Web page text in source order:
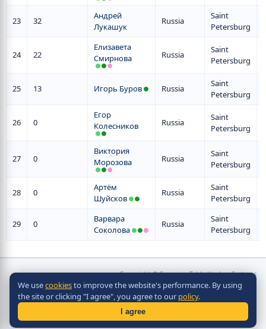
23 32
Андрей
Лукашук
Russia
Saint
Petersburg
24 22
Елизавета
Смирнова
Russia
Saint
Petersburg
25 13 Игорь Буров Russia
Saint
Petersburg
26 0
Егор
Колесников
Russia
Saint
Petersburg
27 0
Виктория
Морозова
Russia
Saint
Petersburg
28 0
Артём
Шуйсков
Russia
Saint
Petersburg
29 0
Варвара
Соколова
Russia
Saint
Petersburg
Copyright © Scorpion Table Hockey Systems
2010 - 2026
Разработка сайта -
We usecookiesto improve the website's performance. By using
the site or clicking "I agree", you agree to our policy.
I agree